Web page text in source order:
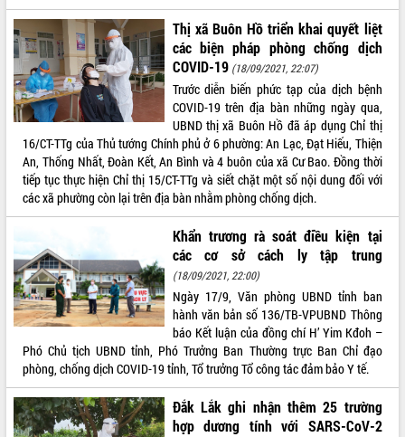
VIDEO
Thị xã Buôn Hồ triển khai quyết liệt
các biện pháp phòng chống dịch
COVID-19 (18/09/2021, 22:07)
Trước diễn biến phức tạp của dịch bệnh
COVID-19 trên địa bàn những ngày qua,
UBND thị xã Buôn Hồ đã áp dụng Chỉ thị
16/CT-TTg của Thủ tướng Chính phủ ở 6 phường: An Lạc, Đạt Hiếu, Thiện
An, Thống Nhất, Đoàn Kết, An Bình và 4 buôn của xã Cư Bao. Đồng thời
tiếp tục thực hiện Chỉ thị 15/CT-TTg và siết chặt một số nội dung đối với
các xã phường còn lại trên địa bàn nhằm phòng chống dịch.
Khẩn trương rà soát điều kiện tại
các cơ sở cách ly tập trung
(18/09/2021, 22:00)
Ngày 17/9, Văn phòng UBND tỉnh ban
hành văn bản số 136/TB-VPUBND Thông
báo Kết luận của đồng chí H’ Yim Kđoh –
Phó Chủ tịch UBND tỉnh, Phó Trưởng Ban Thường trực Ban Chỉ đạo
phòng, chống dịch COVID-19 tỉnh, Tổ trưởng Tổ công tác đảm bảo Y tế.
Đắk Lắk ghi nhận thêm 25 trường
hợp dương tính với SARS-CoV-2